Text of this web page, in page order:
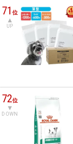
71位
UP
72位
DOWN